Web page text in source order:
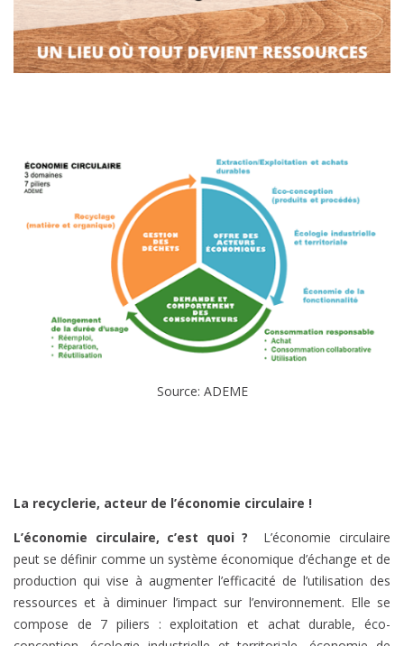
Source: ADEME
La recyclerie, acteur de l’économie circulaire !
L’économie circulaire, c’est quoi ? L’économie circulaire
peut se définir comme un système économique d’échange et de
production qui vise à augmenter l’efficacité de l’utilisation des
ressources et à diminuer l’impact sur l’environnement. Elle se
compose de 7 piliers : exploitation et achat durable, éco-